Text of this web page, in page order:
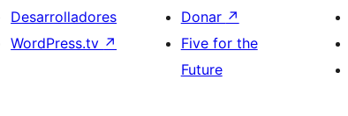
Desarrolladores
WordPress.tv ↗
Donar ↗
Five for the
Future